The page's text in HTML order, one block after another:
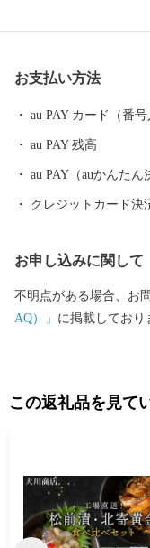
や和牛・ミニトマト・
お支払い方法
au PAY カード（番号
au PAY 残高
au PAY（auかんた
クレジットカード決
お申し込みに関して
不明点がある場合、お
AQ）」 に掲載しており
この返礼品を見て